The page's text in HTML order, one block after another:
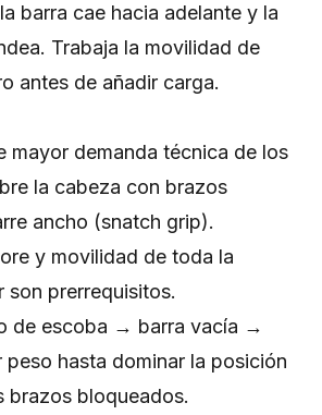
barra cae hacia adelante y la
Trabaja la movilidad de
antes de añadir carga.
mayor demanda técnica de los
la cabeza con brazos
ancho (snatch grip).
y movilidad de toda la
son prerrequisitos.
de escoba → barra vacía →
peso hasta dominar la posición
brazos bloqueados.